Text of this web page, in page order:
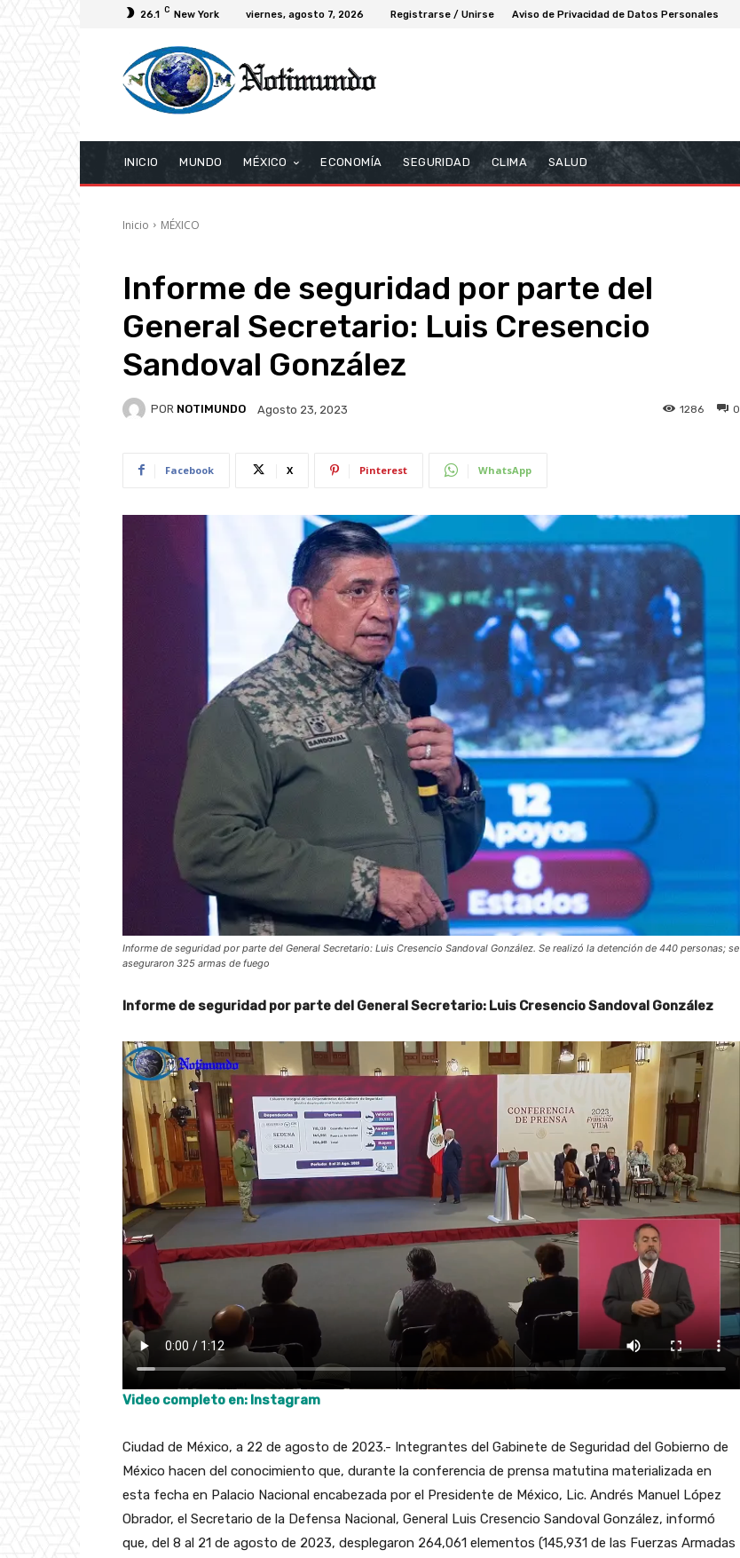
26.1 C New York viernes, agosto 7, 2026 Registrarse / Unirse Aviso de Privacidad de Datos Personales
INICIO MUNDO MÉXICO ECONOMÍA SEGURIDAD CLIMA SALUD
Inicio MÉXICO
Informe de seguridad por parte del
General Secretario: Luis Cresencio
Sandoval González
POR NOTIMUNDO Agosto 23, 2023 0
1286
Facebook X Pinterest WhatsApp
Informe de seguridad por parte del General Secretario: Luis Cresencio Sandoval González. Se realizó la detención de 440 personas; se
aseguraron 325 armas de fuego
Informe de seguridad por parte del General Secretario: Luis Cresencio Sandoval González
Video completo en: Instagram
Ciudad de México, a 22 de agosto de 2023.- Integrantes del Gabinete de Seguridad del Gobierno de
México hacen del conocimiento que, durante la conferencia de prensa matutina materializada en
esta fecha en Palacio Nacional encabezada por el Presidente de México, Lic. Andrés Manuel López
Obrador, el Secretario de la Defensa Nacional, General Luis Cresencio Sandoval González, informó
que, del 8 al 21 de agosto de 2023, desplegaron 264,061 elementos (145,931 de las Fuerzas Armadas